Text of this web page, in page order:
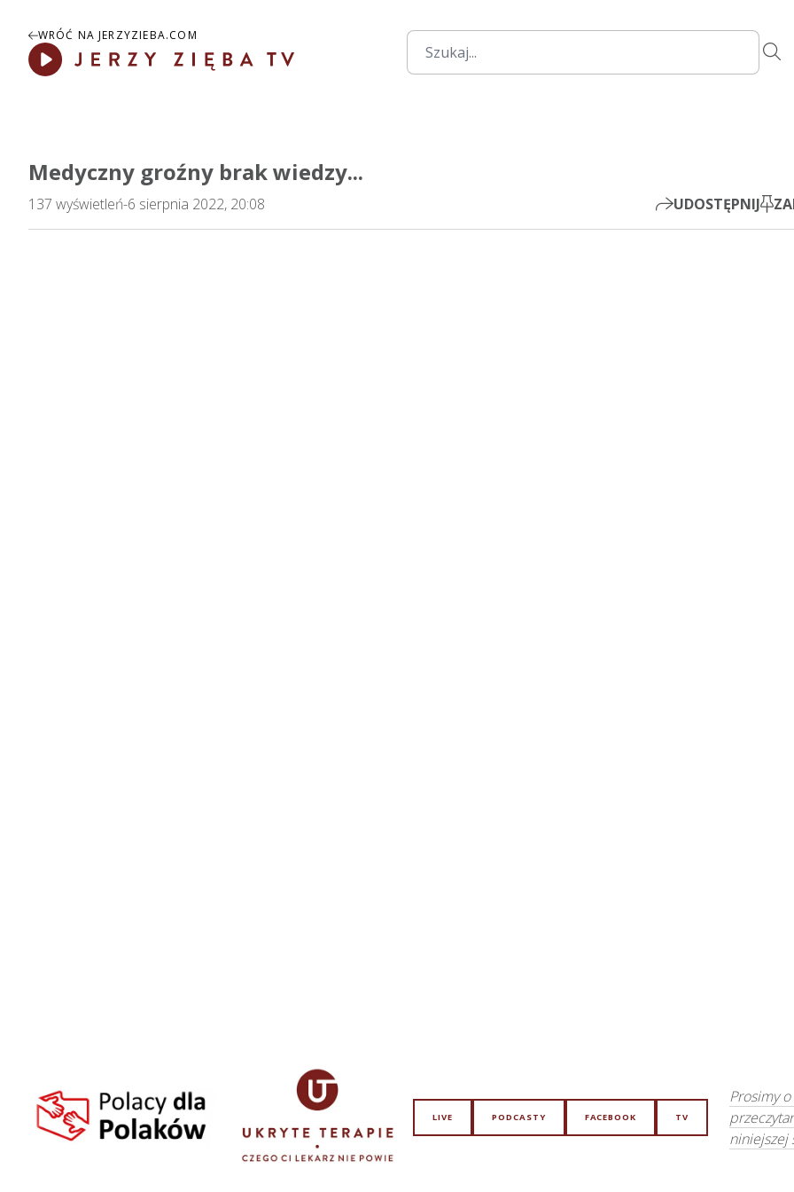
WRÓĆ NA JERZYZIEBA.COM
Medyczny groźny brak wiedzy...
137 wyświetleń-6 sierpnia 2022, 20:08 UDOSTĘPNIJ
LIVE PODCASTY FACEBOOK TV
Prosimy
niniejszej